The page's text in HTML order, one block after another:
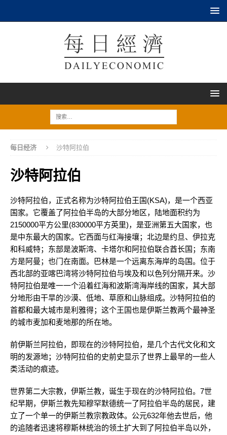
每日经济 沙特阿拉伯
沙特阿拉伯
沙特阿拉伯，正式名称为沙特阿拉伯王国(KSA)，是一个西亚
国家。它覆盖了阿拉伯半岛的大部分地区，陆地面积约为
2150000平方公里(830000平方英里)，是亚洲第五大国家，也
是中东最大的国家。它西面与红海接壤；北边是约旦、伊拉克
和科威特；东部是波斯湾、卡塔尔和阿拉伯联合酋长国；东南
方是阿曼；也门在南面。巴林是一个远离东海岸的岛国。位于
西北部的亚喀巴湾将沙特阿拉伯与埃及和以色列分隔开来。沙
特阿拉伯是唯一一个沿着红海和波斯湾海岸线的国家，其大部
分地形由干旱的沙漠、低地、草原和山脉组成。沙特阿拉伯的
首都和最大城市是利雅得；这个王国也是伊斯兰教两个最神圣
的城市麦加和麦地那的所在地。
前伊斯兰阿拉伯，即现在的沙特阿拉伯，是几个古代文化和文
明的发源地；沙特阿拉伯的史前史显示了世界上最早的一些人
类活动的痕迹。
世界第二大宗教，伊斯兰教，诞生于现在的沙特阿拉伯。7世
纪早期，伊斯兰教先知穆罕默德统一了阿拉伯半岛的居民，建
立了一个单一的伊斯兰教宗教政体。公元632年他去世后，他
的追随者迅速将穆斯林统治的领土扩大到了阿拉伯半岛以外，